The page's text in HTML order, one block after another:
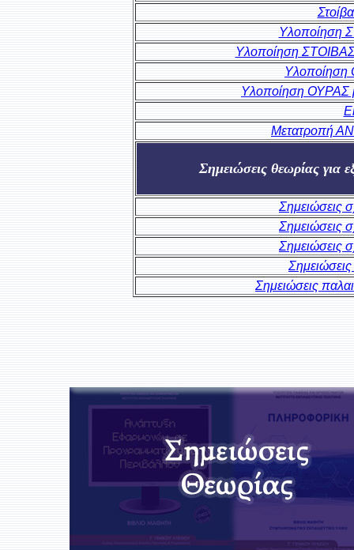
Υλοποίηση
Υλοποίηση ΣΤΟΙΒΑΣ
Υλοποίηση
Υλοποίηση ΟΥΡΑΣ
Μετατροπή
Σημειώσεις θεωρίας για
Σημειώσεις
Σημειώσεις
Σημειώσεις
Σημειώσεις